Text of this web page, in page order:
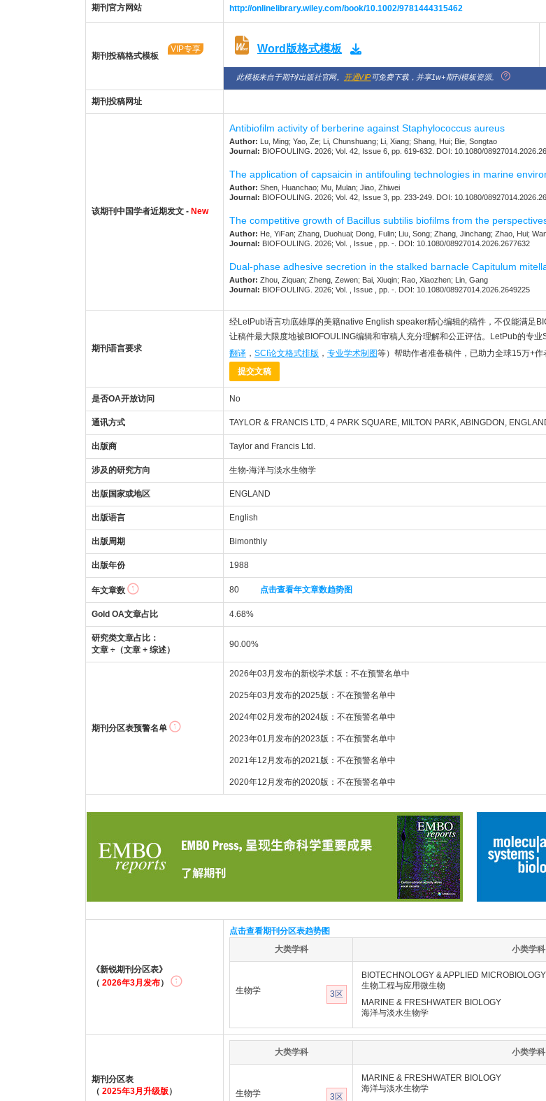
期刊官方网站 http://onlinelibrary.wiley.com/book/10.1002/9781444315462
期刊投稿格式模板
VIP专享 Word版格式模板
此模板来自于期刊/出版社官网。 开通VIP可免费下载，并享1w+期刊模板资源。
期刊投稿网址
该期刊中国学者近期发文 - New
Antibiofilm activity of berberine against Staphylococcus aureus
Author: Lu, Ming; Yao, Ze; Li, Chunshuang; Li, Xiang; Shang, Hui; Bie, Songtao
Journal: BIOFOULING. 2026; Vol. 42, Issue 6, pp. 619-632. DOI: 10.1080/
The application of capsaicin in antifouling technologies in marine
Author: Shen, Huanchao; Mu, Mulan; Jiao, Zhiwei
Journal: BIOFOULING. 2026; Vol. 42, Issue 3, pp. 233-249. DOI: 10.1080/
The competitive growth of Bacillus subtilis biofilms from the
Author: He, YiFan; Zhang, Duohuai; Dong, Fulin; Liu, Song; Zhang, Jinchang; Zhao, Hui;
Journal: BIOFOULING. 2026; Vol. , Issue , pp. -. DOI: 10.1080/08927014.2026.2677632
Dual-phase adhesive secretion in the stalked barnacle Capitulum
Author: Zhou, Ziquan; Zheng, Zewen; Bai, Xiuqin; Rao, Xiaozhen; Lin, Gang
Journal: BIOFOULING. 2026; Vol. , Issue , pp. -. DOI: 10.1080/08927014.2026.2649225
期刊语言要求
经LetPub语言功底雄厚的美籍native English speaker精心编辑的稿件，不仅能满足
让稿件最大限度地被BIOFOULING编辑和审稿人充分理解和公正评估。LetPub的专
翻译 ， SCI论文格式排版 ， 专业学术制图等）帮助作者准备稿件，已助力全球15万+
提交文稿
是否OA开放访问 No
通讯方式 TAYLOR & FRANCIS LTD, 4 PARK SQUARE, MILTON PARK, ABINGDON,
出版商 Taylor and Francis Ltd.
涉及的研究方向 生物-海洋与淡水生物学
出版国家或地区 ENGLAND
出版语言 English
出版周期 Bimonthly
出版年份 1988
年文章数 80 点击查看年文章数趋势图
Gold OA文章占比 4.68%
研究类文章占比：
文章 ÷（文章 + 综述）
90.00%
期刊分区表预警名单
2026年03月发布的新锐学术版：不在预警名单中
2025年03月发布的2025版：不在预警名单中
2024年02月发布的2024版：不在预警名单中
2023年01月发布的2023版：不在预警名单中
2021年12月发布的2021版：不在预警名单中
2020年12月发布的2020版：不在预警名单中
《新锐期刊分区表》
（ 2026年3月发布）
点击查看期刊分区表趋势图
大类学科
小类学科
生物学 3区
BIOTECHNOLOGY & APPLIED MICROBIOLOGY
生物工程与应用微生物
MARINE & FRESHWATER BIOLOGY
海洋与淡水生物学
期刊分区表
（ 2025年3月升级版）
大类学科 小类学科
生物学 3区
MARINE & FRESHWATER BIOLOGY
海洋与淡水生物学